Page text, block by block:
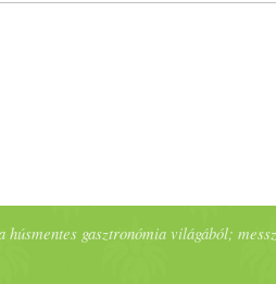
húsmentes gasztronómia világából;